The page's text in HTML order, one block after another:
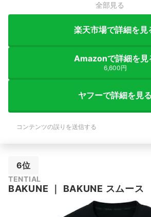
全部見る
楽天市場で詳細を見
Amazonで詳細を見
6,600円
ヤフーで詳細を見る
コンテンツの誤りを送信する
6位
TENTIAL
BAKUNE BAKUNE スムース